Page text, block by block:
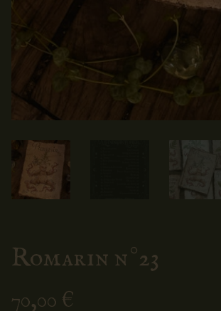
Romarin n°23
€